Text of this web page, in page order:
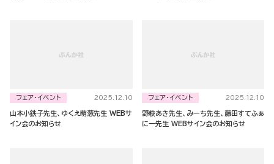
フェア・イベント 2025.12.10
山本小鉄子先生、ゆくえ萌葱先生 WEBサ
イン会のお知らせ
フェア・イベント 2025.12.10
野萩あき先生、みーち先生、藤田すてふぁ
にー先生 WEBサイン会のお知らせ